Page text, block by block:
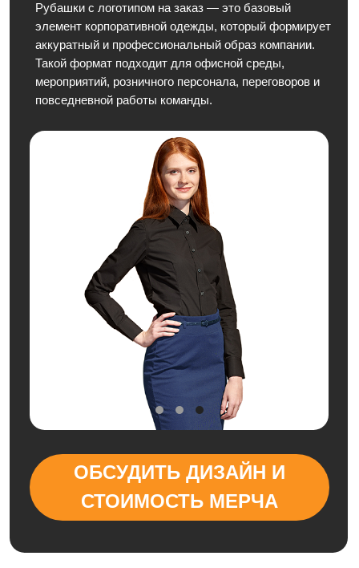
ОБСУДИТЬ ДИЗАЙН И
СТОИМОСТЬ МЕРЧА
МЫ СОЗДАЕМ РУБАШКИ ПОД
КОНКРЕТНЫЕ ЗАДАЧИ
ФАСОН, ПОСАДКУ, ПЛОТНОСТЬ
ТКАНИ И ВНЕШНИЙ ВИД
ИЗДЕЛИЯ.
презентабельными, но и удобными в носке, поэтому